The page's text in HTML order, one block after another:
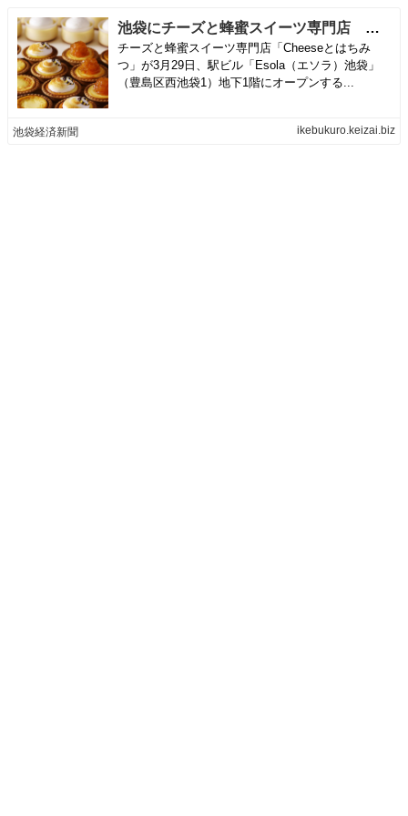
池袋にチーズと蜂蜜スイーツ専門店 チーズタルトとプリン販売
チーズと蜂蜜スイーツ専門店「Cheeseとはちみ
つ」が3月29日、駅ビル「Esola（エソラ）池袋」
（豊島区西池袋1）地下1階にオープンする...
池袋経済新聞 ikebukuro.keizai.biz